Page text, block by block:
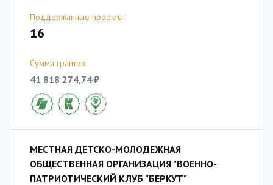
Поддержанные проекты
16
Сумма грантов
41 818 274,74 ₽
МЕСТНАЯ ДЕТСКО-МОЛОДЕЖНАЯ
ОБЩЕСТВЕННАЯ ОРГАНИЗАЦИЯ "ВОЕННО-
ПАТРИОТИЧЕСКИЙ КЛУБ "БЕРКУТ"